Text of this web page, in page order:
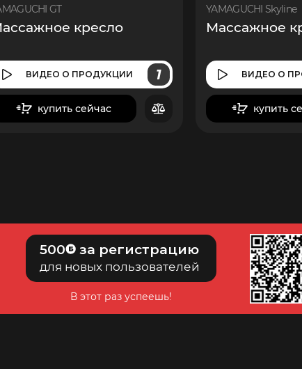
GT
кресло
ВИДЕО О ПРОДУКЦИИ 1
купить сейчас
YAMAGUCHI Skyline
Массажное
ВИДЕО О
купить
500 за регистрацию
для новых пользователей
В этот раз успеешь!